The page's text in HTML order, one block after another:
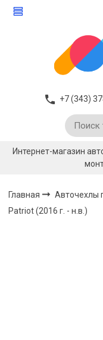
+7 (343)
Интернет-магазин
Главная
Авточехлы
Patriot (2016 г. - н.в.)